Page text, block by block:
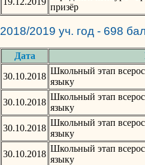
призёр
2018/2019 уч. год - 698
Дата
30.10.2018
Школьный этап
языку
30.10.2018
Школьный этап
языку
30.10.2018
Школьный этап
языку
30.10.2018
Школьный этап
языку